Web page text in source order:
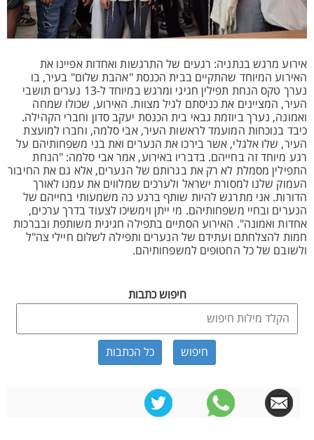
אירוע מרגש בנתניה: רגעים של התרגשות ואחדות אפיינו את
האירוע המיוחד שהתקיים בבית הכנסת "אהבת שלום" בעיר, בו
נערך טקס הנחת תפילין חגיגי ומרגש במיוחד ל-13 נערים תושבי
העיר, המציינים את כניסתם לגיל מצוות. האירוע, שכולו שמחה
ואמונה, נערך ביוזמת גבאי בית הכנסת יעקב סדון וחברי הקהילה.
כיבד בנוכחות המועמד לראשות העיר, אבי סלמה, וחברו למועצת
העיר, שלו אלגלי, אשר בירכו את הנערים ואת בני משפחותיהם על
רגע מיוחד זה בחייהם. בדבריו באירוע, אמר אבי סלמה: "הנחת
התפילין מסמלת לא רק את בגרותם של הנערים, אלא גם את החיבור
העמוק שלנו למסורת ישראל ולערכים שמלווים את עמנו לאורך
הדורות. אני מתרגש להיות שותף ברגע כה משמעותי בחייהם של
הנערים ובחיי משפחותיהם. מי ייתן וימשיכו לצעוד בדרך ערכים,
אחדות ואמונה". האירוע הסתיים בתפילה חגיגית משותפת ובברכות
חמות להצלחתם ועתידם של הנערים ותפילה לשלום חיילי צה"ל
ולשובם של כל החטופים למשפחותיהם.
חיפוש כתבות
כל הכתבות